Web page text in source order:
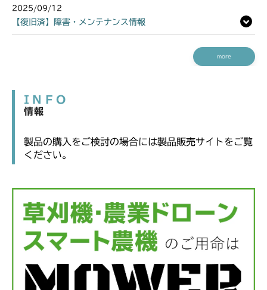
2025/09/12
【復旧済】障害・メンテナンス情報
more
INFO
情報
製品の購入をご検討の場合には製品販売サイトをご覧
ください。